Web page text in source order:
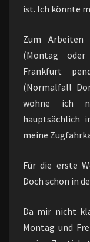
ist. Ich könnte
Zum
(Montag oder
Frankfurt
(Normalfall
wohne ich
hauptsächlich
meine
Für die erste
Doch schon in
Damirnicht
Montag und